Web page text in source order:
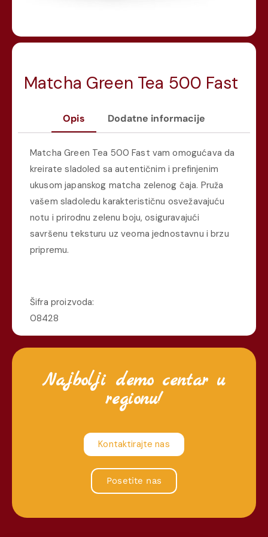
Matcha Green Tea 500 Fast
Opis Dodatne informacije
Matcha Green Tea 500 Fast vam omogućava da
kreirate sladoled sa autentičnim i prefinjenim
ukusom japanskog matcha zelenog čaja. Pruža
vašem sladoledu karakterističnu osvežavajuću
notu i prirodnu zelenu boju, osiguravajući
savršenu teksturu uz veoma jednostavnu i brzu
pripremu.
Šifra proizvoda:
08428
Najbolji demo centar u
regionu!
Kontaktirajte nas
Posetite nas